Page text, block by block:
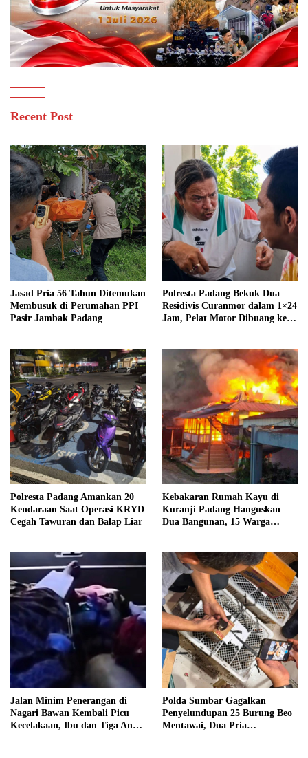
Recent Post
Jasad Pria 56 Tahun Ditemukan
Membusuk di Perumahan PPI
Pasir Jambak Padang
Polresta Padang Bekuk Dua
Residivis Curanmor dalam 1×24
Jam, Pelat Motor Dibuang ke
Polresta Padang Amankan 20
Kendaraan Saat Operasi KRYD
Cegah Tawuran dan Balap Liar
Kebakaran Rumah Kayu di
Kuranji Padang Hanguskan
Dua Bangunan, 15 Warga
Jalan Minim Penerangan di
Nagari Bawan Kembali Picu
Kecelakaan, Ibu dan Tiga Anak
Polda Sumbar Gagalkan
Penyelundupan 25 Burung Beo
Mentawai, Dua Pria